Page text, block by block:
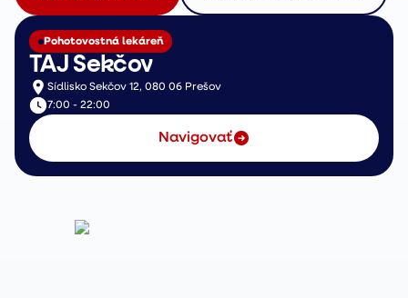
Pohotovostná lekáreň
TAJ Sekčov
Sídlisko Sekčov 12, 080 06 Prešov
7:00 - 22:00
Navigovať